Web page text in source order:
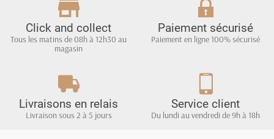
Click and collect
Tous les matins de 08h à 12h30 au
magasin
Paiement sécurisé
Paiement en ligne 100% sécurisé
Livraisons en relais
Livraison sous 2 à 5 jours
Service client
Du lundi au vendredi de 9h à 18h